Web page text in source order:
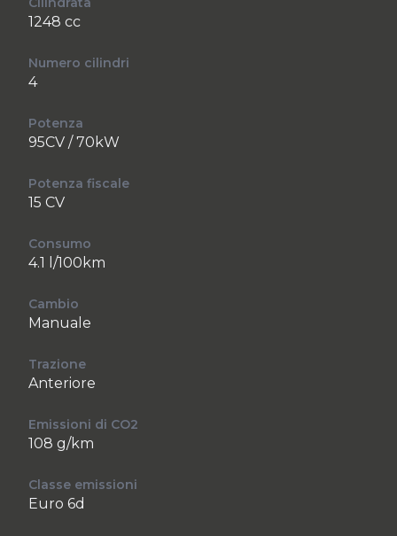
1248 cc
Numero cilindri
4
Potenza
95CV / 70kW
Potenza fiscale
15 CV
Consumo
4.1 l/100km
Cambio
Manuale
Trazione
Anteriore
Emissioni di CO2
108 g/km
Classe emissioni
Euro 6d